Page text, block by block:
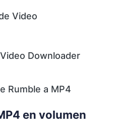
Video
Downloader
Rumble a MP4
en volumen